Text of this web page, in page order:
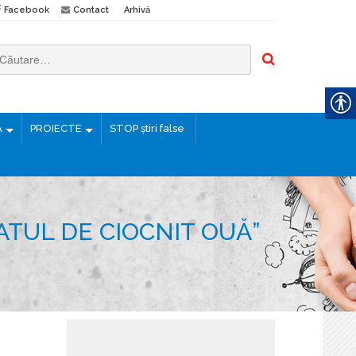
Facebook Contact Arhivă
PROIECTE STOP știri false
DE CIOCNIT OUĂ”